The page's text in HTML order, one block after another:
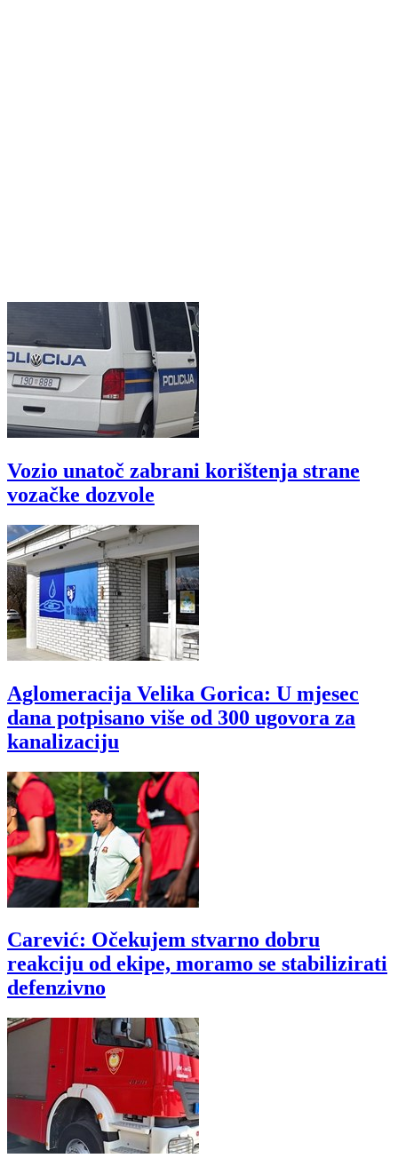
Vozio unatoč zabrani korištenja strane
vozačke dozvole
Aglomeracija Velika Gorica: U mjesec
dana potpisano više od 300 ugovora za
kanalizaciju
Carević: Očekujem stvarno dobru
reakciju od ekipe, moramo se stabilizirati
defenzivno